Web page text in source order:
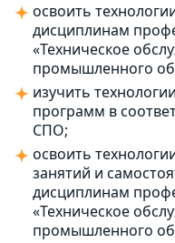
освоить
дисциплинам
«Техническое
промышленного
изучить
программ в
СПО;
освоить
занятий и
дисциплинам
«Техническое
промышленного